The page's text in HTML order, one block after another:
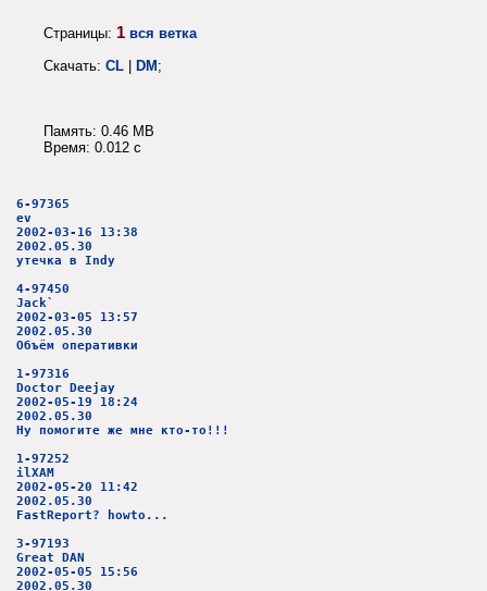
Страницы: 1 вся ветка
Скачать: CL | DM;
Память: 0.46 MB
Время: 0.012 c
6-97365
ev
2002-03-16 13:38
2002.05.30
утечка в Indy
4-97450
Jack`
2002-03-05 13:57
2002.05.30
Объём оперативки
1-97316
Doctor Deejay
2002-05-19 18:24
2002.05.30
Ну помогите же мне кто-то!!!
1-97252
ilXAM
2002-05-20 11:42
2002.05.30
FastReport? howto...
3-97193
Great DAN
2002-05-05 15:56
2002.05.30